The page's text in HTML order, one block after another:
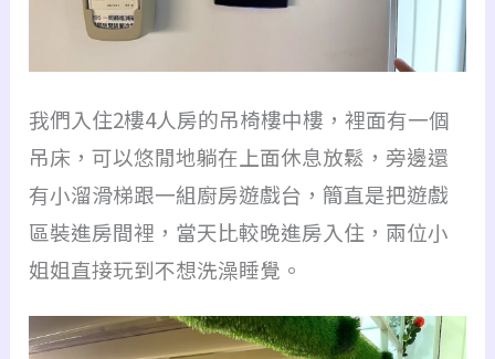
我們入住2樓4人房的吊椅樓中樓，裡面有一個
吊床，可以悠閒地躺在上面休息放鬆，旁邊還
有小溜滑梯跟一組廚房遊戲台，簡直是把遊戲
區裝進房間裡，當天比較晚進房入住，兩位小
姐姐直接玩到不想洗澡睡覺。